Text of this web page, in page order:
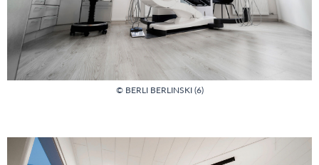
© BERLI BERLINSKI (6)